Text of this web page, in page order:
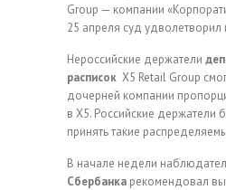
Group — компании
25 апреля суд удволетворил
Нероссийские держатели
расписок X5 Retail Group
дочерней компании
в X5. Российские держатели
принять такие
В начале недели
Сбербанка рекомендовал